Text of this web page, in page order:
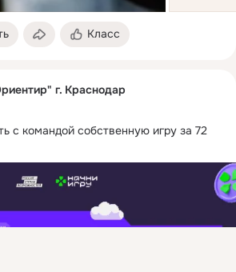
Класс
г. Краснодар
с командой собственную игру за 72